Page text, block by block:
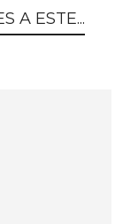
A ESTE...